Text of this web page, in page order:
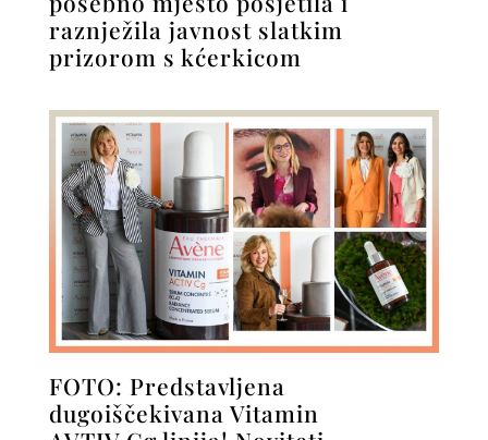
raznježila javnost slatkim
prizorom s kćerkicom
FOTO: Predstavljena
dugoiščekivana Vitamin